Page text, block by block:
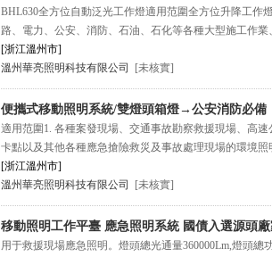
BHL630全方位自動泛光工作燈適用范圍全方位升降工作
路、電力、公安、消防、石油、石化等各種大型施工作業
[浙江溫州市]
溫州華亮照明科技有限公司
[未核實]
便攜式移動照明系統/雙燈頭箱燈→公安消防必備
適用范圍1. 各種案發現場、交通事故勘察救援現場、高速
卡點以及其他各種應急搶險救災及事故處理現場的環境照
[浙江溫州市]
溫州華亮照明科技有限公司
[未核實]
移動照明工作平臺 應急照明系統 國債入選源頭
用于救援現場應急照明。燈頭總光通量360000Lm,燈頭總